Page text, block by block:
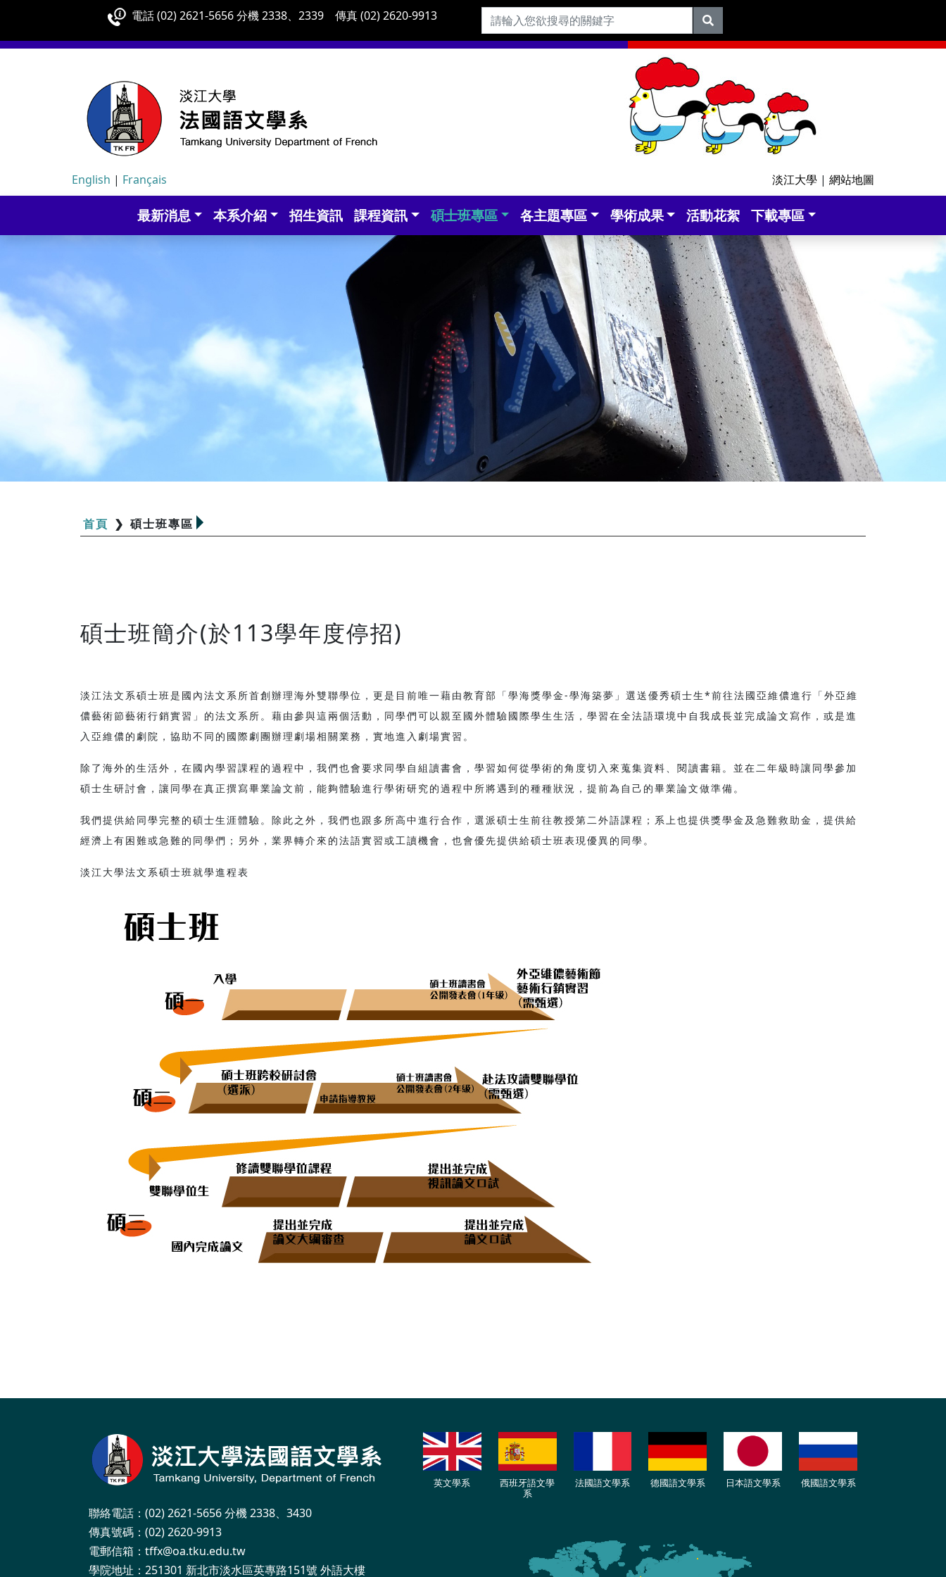
電話 (02) 2621-5656 分機 2338、2339 傳真 (02) 2620-9913
English | Français 淡江大學 | 網站地圖
最新消息 本系介紹 招生資訊 課程資訊 碩士班專區 各主題專區 學術成果 活動花絮 下載專區
首頁 ❯ 碩士班專區
碩士班簡介(於113學年度停招)
淡江法文系碩士班是國內法文系所首創辦理海外雙聯學位，更是目前唯一藉由教育部「學海獎學金-學海築夢」選送優秀碩士生*前往法國亞維儂進行「外亞維
儂藝術節藝術行銷實習」的法文系所。藉由參與這兩個活動，同學們可以親至國外體驗國際學生生活，學習在全法語環境中自我成長並完成論文寫作，或是進
入亞維儂的劇院，協助不同的國際劇團辦理劇場相關業務，實地進入劇場實習。
除了海外的生活外，在國內學習課程的過程中，我們也會要求同學自組讀書會，學習如何從學術的角度切入來蒐集資料、閱讀書籍。並在二年級時讓同學參加
碩士生研討會，讓同學在真正撰寫畢業論文前，能夠體驗進行學術研究的過程中所將遇到的種種狀況，提前為自己的畢業論文做準備。
我們提供給同學完整的碩士生涯體驗。除此之外，我們也跟多所高中進行合作，選派碩士生前往教授第二外語課程；系上也提供獎學金及急難救助金，提供給
經濟上有困難或急難的同學們；另外，業界轉介來的法語實習或工讀機會，也會優先提供給碩士班表現優異的同學。
淡江大學法文系碩士班就學進程表
聯絡電話：(02) 2621-5656 分機 2338、3430
傳真號碼：(02) 2620-9913
電郵信箱：tffx@oa.tku.edu.tw
學院地址：251301 新北市淡水區英專路151號 外語大樓
英文學系
西班牙語文學
系
法國語文學系 德國語文學系 日本語文學系 俄國語文學系